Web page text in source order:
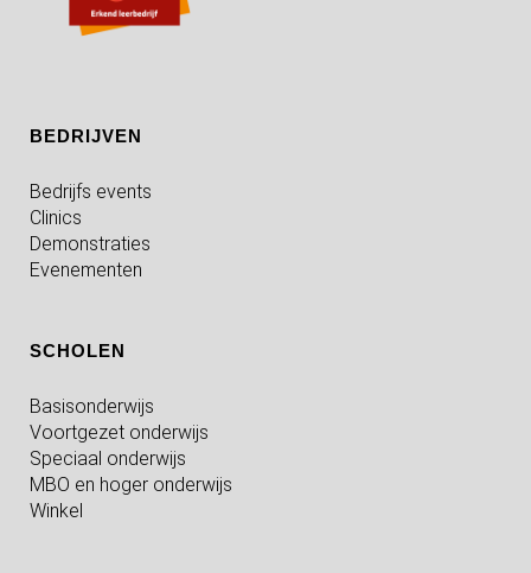
BEDRIJVEN
Bedrijfs events
Clinics
Demonstraties
Evenementen
SCHOLEN
Basisonderwijs
Voortgezet onderwijs
Speciaal onderwijs
MBO en hoger onderwijs
Winkel